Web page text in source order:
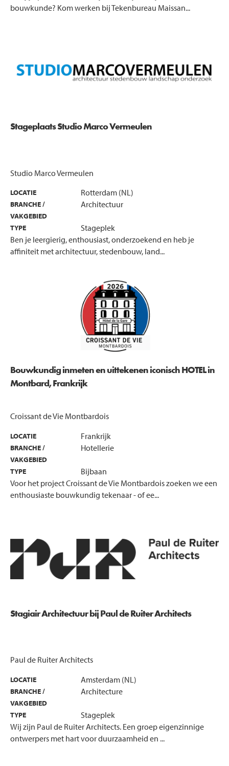
bouwkunde? Kom werken bij Tekenbureau Maissan...
Stageplaats Studio Marco Vermeulen
Studio Marco Vermeulen
LOCATIE Rotterdam (NL)
BRANCHE /
VAKGEBIED
Architectuur
TYPE
Stageplek
Ben je leergierig, enthousiast, onderzoekend en heb je
affiniteit met architectuur, stedenbouw, land...
Bouwkundig inmeten en uittekenen iconisch HOTEL in
Montbard, Frankrijk
Croissant de Vie Montbardois
LOCATIE Frankrijk
BRANCHE /
VAKGEBIED
Hotellerie
TYPE
Bijbaan
Voor het project Croissant de Vie Montbardois zoeken we een
enthousiaste bouwkundig tekenaar - of ee...
Stagiair Architectuur bij Paul de Ruiter Architects
Paul de Ruiter Architects
LOCATIE Amsterdam (NL)
BRANCHE /
VAKGEBIED
Architecture
TYPE
Stageplek
Wij zijn Paul de Ruiter Architects. Een groep eigenzinnige
ontwerpers met hart voor duurzaamheid en ...